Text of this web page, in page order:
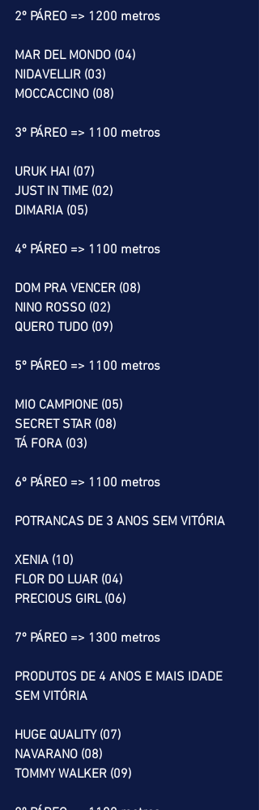
2º PÁREO => 1200 metros
MAR DEL MONDO (04)
NIDAVELLIR (03)
MOCCACCINO (08)
3º PÁREO => 1100 metros
URUK HAI (07)
JUST IN TIME (02)
DIMARIA (05)
4º PÁREO => 1100 metros
DOM PRA VENCER (08)
NINO ROSSO (02)
QUERO TUDO (09)
5º PÁREO => 1100 metros
MIO CAMPIONE (05)
SECRET STAR (08)
TÁ FORA (03)
6º PÁREO => 1100 metros
POTRANCAS DE 3 ANOS SEM VITÓRIA
XENIA (10)
FLOR DO LUAR (04)
PRECIOUS GIRL (06)
7º PÁREO => 1300 metros
PRODUTOS DE 4 ANOS E MAIS IDADE
SEM VITÓRIA
HUGE QUALITY (07)
NAVARANO (08)
TOMMY WALKER (09)